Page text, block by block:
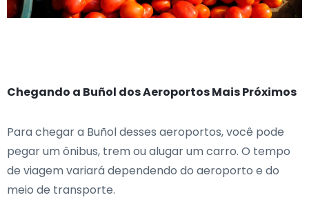
Chegando a Buñol dos Aeroportos Mais Próximos
Para chegar a Buñol desses aeroportos, você pode
pegar um ônibus, trem ou alugar um carro. O tempo
de viagem variará dependendo do aeroporto e do
meio de transporte.